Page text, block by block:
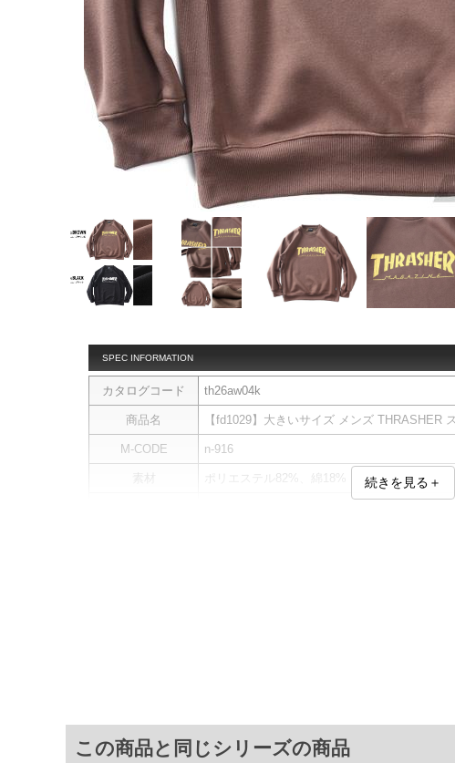
SPEC INFORMATION
カタログコード th26aw04k
商品名 【fd1029】大きいサイズ メンズ THRASHER
M-CODE n-916
ポリエステル82%、綿18%
ヘビーウェイト裏毛起毛380G、クラックプ
5L 59 64
6L 61
続きを見る＋
この商品と同じシリーズの商品